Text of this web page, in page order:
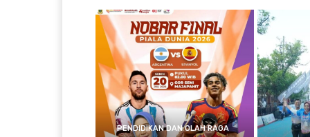
PENDIDIKAN DAN OLAH RAGA